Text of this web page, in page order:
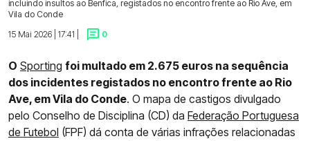
incluindo insultos ao Benfica, registados no encontro frente ao Rio Ave, em
Vila do Conde
15 Mai 2026 | 17:41 |
0
O Sporting foi multado em 2.675 euros na sequência
dos incidentes registados no encontro frente ao Rio
Ave, em Vila do Conde. O mapa de castigos divulgado
pelo Conselho de Disciplina (CD) da Federação Portuguesa
de Futebol (FPF) dá conta de várias infrações relacionadas